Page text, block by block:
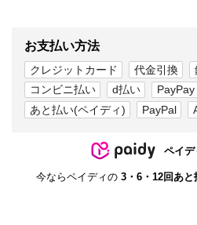
お支払い方法
クレジットカード 代金引換
コンビニ払い
d払い PayPay
あと払い(ペイディ)
PayPal
ペイデ
今ならペイディの 3・6・12回あと